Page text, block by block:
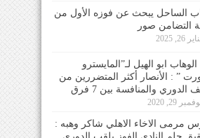
الساحل يبحث عن فوزه الأول من
التضامن صور
26, 2025
الوهاب ابو الهيل لـ”المايسترو
” : الأنصار أكثر المتضررين من
الدوري والمنافسة بين 7 فرق
29, 2020
مرمى الاخاء الاهلي شاكر وهبه :